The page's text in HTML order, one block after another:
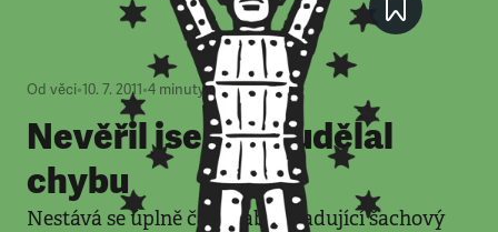
Od věci•10. 7. 2011•4 minuty
Nevěřil jsem, že udělal
chybu
Nestává se úplně často, aby úřadující šachový